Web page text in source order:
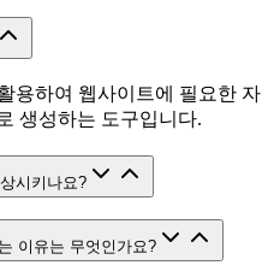
용하여 웹사이트에 필요한 자
생성하는 도구입니다.
시키나요?
이유는 무엇인가요?